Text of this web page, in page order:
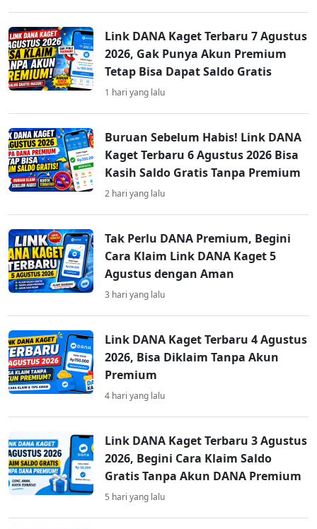
Link DANA Kaget Terbaru 7 Agustus
2026, Gak Punya Akun Premium
Tetap Bisa Dapat Saldo Gratis
1 hari yang lalu
Buruan Sebelum Habis! Link DANA
Kaget Terbaru 6 Agustus 2026 Bisa
Kasih Saldo Gratis Tanpa Premium
2 hari yang lalu
Tak Perlu DANA Premium, Begini
Cara Klaim Link DANA Kaget 5
Agustus dengan Aman
3 hari yang lalu
Link DANA Kaget Terbaru 4 Agustus
2026, Bisa Diklaim Tanpa Akun
Premium
4 hari yang lalu
Link DANA Kaget Terbaru 3 Agustus
2026, Begini Cara Klaim Saldo
Gratis Tanpa Akun DANA Premium
5 hari yang lalu